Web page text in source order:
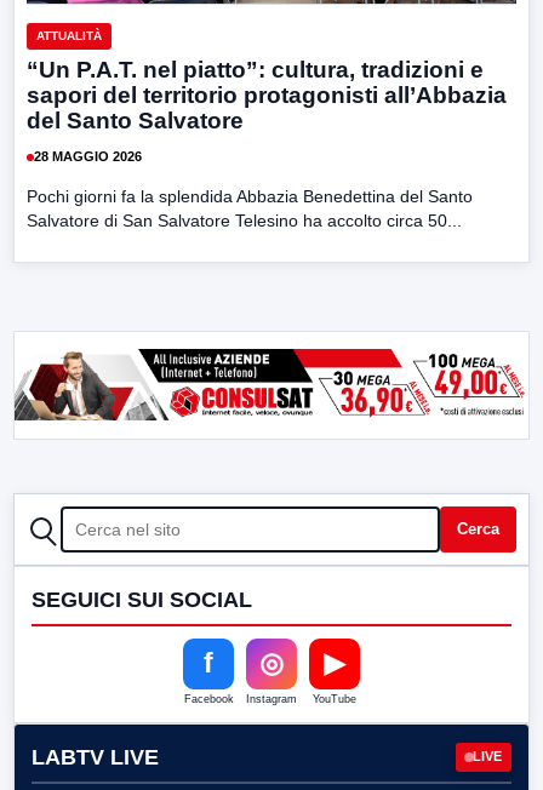
ATTUALITÀ
“Un P.A.T. nel piatto”: cultura, tradizioni e
sapori del territorio protagonisti all’Abbazia
del Santo Salvatore
28 MAGGIO 2026
Pochi giorni fa la splendida Abbazia Benedettina del Santo
Salvatore di San Salvatore Telesino ha accolto circa 50...
CERCA Cerca
SEGUICI SUI SOCIAL
f
Facebook
◎
Instagram
▶
YouTube
LABTV LIVE LIVE